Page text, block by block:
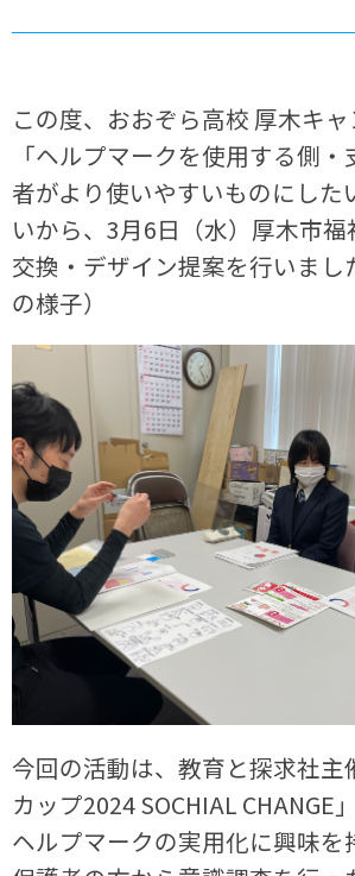
この度、おおぞら高校 厚木キ
「ヘルプマークを使用する側
者がより使いやすいものにした
いから、3月6日（水）厚木市
交換・デザイン提案を行いま
の様子）
今回の活動は、教育と探求社主
カップ2024 SOCHIAL CHANGE
ヘルプマークの実用化に興味を